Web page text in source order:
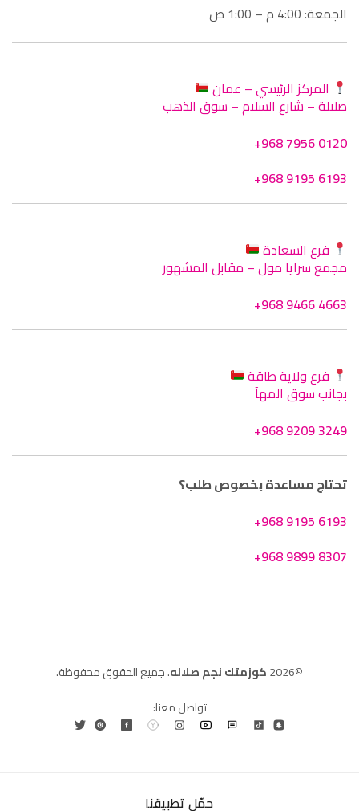
الجمعة: 4:00 م – 1:00 ص
المركز الرئيسي – عمان
صلالة – شارع السلام – سوق الذهب
+968 7956 0120
+968 9195 6193
فرع السعادة
مجمع سرايا مول – مقابل المشهور
+968 9466 4663
فرع ولاية طاقة
بجانب سوق المهآ
+968 9209 3249
تحتاج مساعدة بخصوص طلب؟
+968 9195 6193
+968 9899 8307
©2026 كوزمتك نجم صلاله. جميع الحقوق محفوظة.
تواصل معنا:
حمّل تطبيقنا